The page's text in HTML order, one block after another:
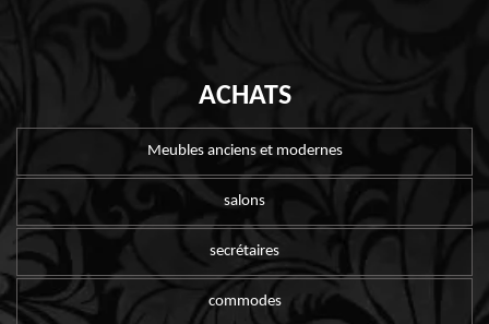
ACHATS
Meubles anciens et modernes
salons
secrétaires
commodes